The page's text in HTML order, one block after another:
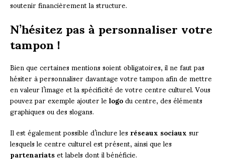
soutenir financièrement la structure.
N’hésitez pas à personnaliser votre
tampon !
Bien que certaines mentions soient obligatoires, il ne faut pas
hésiter à personnaliser davantage votre tampon afin de mettre
en valeur l’image et la spécificité de votre centre culturel. Vous
pouvez par exemple ajouter lelogodu centre, des éléments
graphiques ou des slogans.
Il est également possible d’inclure lesréseaux sociauxsur
lesquels le centre culturel est présent, ainsi que les
partenariatset labels dont il bénéficie.